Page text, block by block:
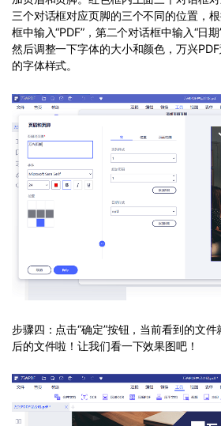
三个对话框对应页脚的三个不同的位置，
框中输入“PDF”，第二个对话框中输入“日期
然后调整一下字体的大小和颜色，万兴
的字体样式。
步骤四：点击“确定”按钮，当前看到的文
后的文件啦！让我们看一下效果图吧！